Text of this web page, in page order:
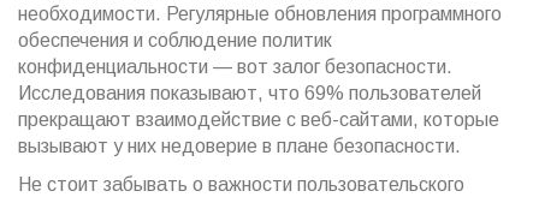
необходимости. Регулярные обновления программного
обеспечения и соблюдение политик
конфиденциальности — вот залог безопасности.
Исследования показывают, что 69% пользователей
прекращают взаимодействие с веб-сайтами, которые
вызывают у них недоверие в плане безопасности.
Не стоит забывать о важности пользовательского